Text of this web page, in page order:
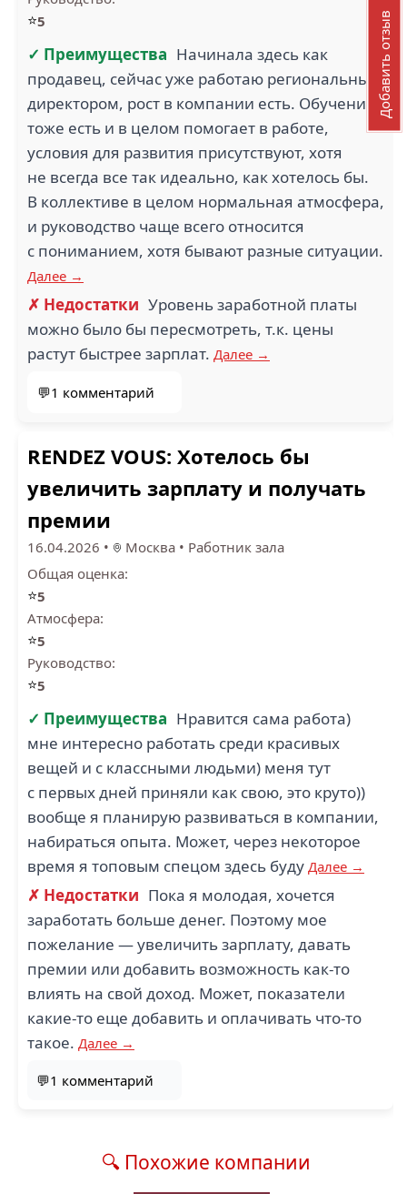
⭐5
✓ Преимущества Начинала здесь как
продавец, сейчас уже работаю региональным
директором, рост в компании есть. Обучение
тоже есть и в целом помогает в работе,
условия для развития присутствуют, хотя
не всегда все так идеально, как хотелось бы.
В коллективе в целом нормальная атмосфера,
и руководство чаще всего относится
с пониманием, хотя бывают разные ситуации.
Далее →
✗ Недостатки Уровень заработной платы
можно было бы пересмотреть, т.к. цены
растут быстрее зарплат. Далее →
💬1 комментарий
RENDEZ VOUS: Хотелось бы
увеличить зарплату и получать
премии
16.04.2026 • Москва • Работник зала
Общая оценка:
⭐5
Атмосфера:
⭐5
Руководство:
⭐5
✓ Преимущества Нравится сама работа)
мне интересно работать среди красивых
вещей и с классными людьми) меня тут
с первых дней приняли как свою, это круто))
вообще я планирую развиваться в компании,
набираться опыта. Может, через некоторое
время я топовым спецом здесь буду Далее →
✗ Недостатки Пока я молодая, хочется
заработать больше денег. Поэтому мое
пожелание — увеличить зарплату, давать
премии или добавить возможность как-то
влиять на свой доход. Может, показатели
какие-то еще добавить и оплачивать что-то
такое. Далее →
💬1 комментарий
🔍 Похожие компании
Добавить отзыв